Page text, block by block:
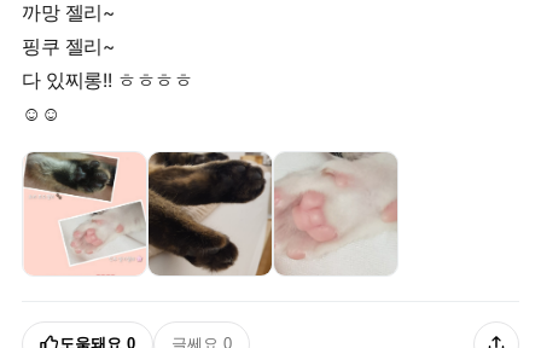
까망 젤리~
핑쿠 젤리~
다 있찌롱!! ㅎㅎㅎㅎ
☺️☺️
도움돼요 0 글쎄요 0